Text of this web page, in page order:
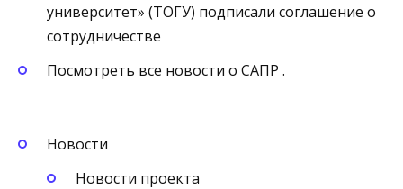
университет» (ТОГУ) подписали соглашение о
сотрудничестве
Посмотреть все новости о САПР .
Новости
Новости проекта